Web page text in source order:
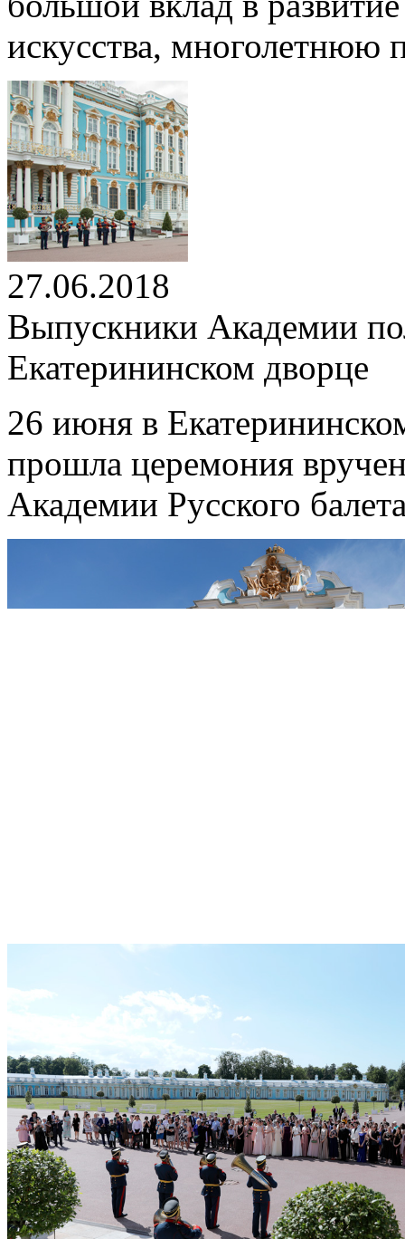
искусства, многолетнюю
27.06.2018
Выпускники Академии
Екатерининском дворце
26 июня в
прошла церемония
Академии Русского